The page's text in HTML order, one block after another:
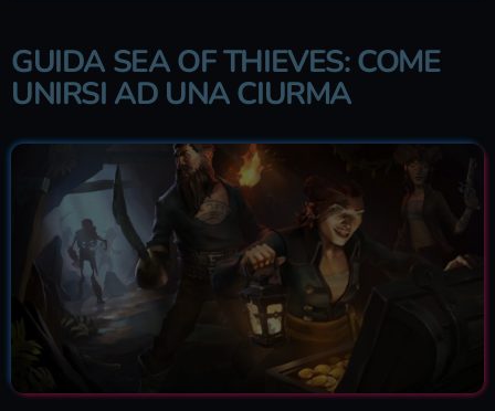
GUIDA SEA OF THIEVES: COME
UNIRSI AD UNA CIURMA